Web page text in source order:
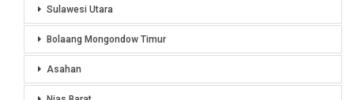
Sulawesi Utara
Bolaang Mongondow Timur
Asahan